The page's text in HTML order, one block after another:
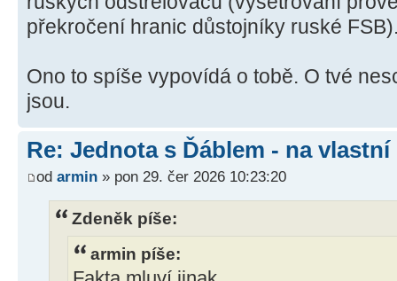
překročení hranic důstojníky ruské
Ono to spíše vypovídá o tobě. O tvé
jsou.
Re: Jednota s Ďáblem - na
od armin » pon 29. čer 2026 10:23:20
Zdeněk píše:
armin píše: